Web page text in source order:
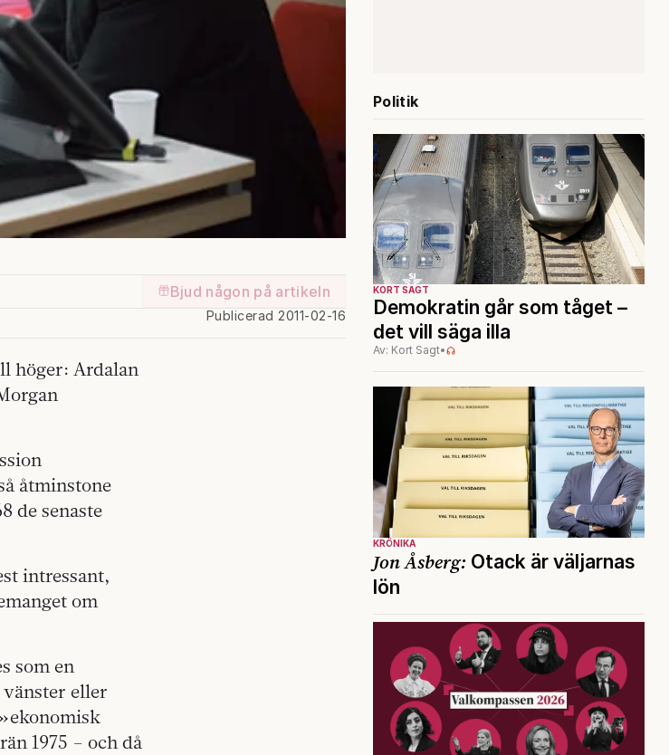
Bjud någon på artikeln
Publicerad 2011-02-16
höger: Ardalan
åtminstone
de senaste
intressant,
om
som en
eller
1975 – och då
Politik
KORT SAGT
Demokratin går som tåget –
det vill säga illa
Av: Kort Sagt•
KRÖNIKA
Jon Åsberg: Otack är väljarnas
lön